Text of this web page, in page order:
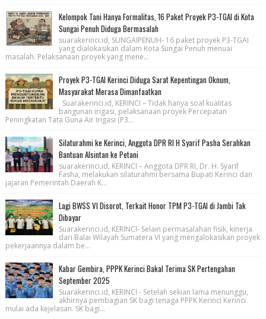
Kelompok Tani Hanya Formalitas, 16 Paket Proyek P3-TGAI di Kota
Sungai Penuh Diduga Bermasalah
suarakerinci.id, SUNGAIPENUH- 16 paket proyek P3-TGAI
yang dialokasikan dalam Kota Sungai Penuh menuai
masalah. Pelaksanaan proyek yang mene...
Proyek P3-TGAI Kerinci Diduga Sarat Kepentingan Oknum,
Masyarakat Merasa Dimanfaatkan
Suarakerinci.id, KERINCI – Tidak hanya soal kualitas
bangunan irigasi, pelaksanaan proyek Percepatan
Peningkatan Tata Guna Air Irigasi (P3...
Silaturahmi ke Kerinci, Anggota DPR RI H Syarif Pasha Serahkan
Bantuan Alsintan ke Petani
suarakerinci.id, KERINCI – Anggota DPR RI, Dr. H. Syarif
Fasha, melakukan silaturahmi bersama Bupati Kerinci dan
jajaran Pemerintah Daerah K...
Lagi BWSS VI Disorot, Terkait Honor TPM P3-TGAI di Jambi Tak
Dibayar
Suarakerinci.id, KERINCI- Selain permasalahan fisik, kinerja
dari Balai Wilayah Sumatera VI yang mengalokasikan proyek
pekerjaannya dalam be...
Kabar Gembira, PPPK Kerinci Bakal Terima SK Pertengahan
September 2025
Suarakerinci.id, KERINCI - Setelah sekian lama menunggu,
akhirnya pembagian SK bagi tenaga PPPK Kerinci Kerinci
mulai ada kejelasan. SK bagi...